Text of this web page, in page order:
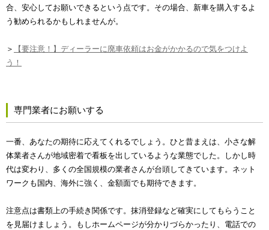
合、安心してお願いできるという点です。その場合、新車を購入するよ
う勧められるかもしれませんが。
＞
【要注意！】ディーラーに廃車依頼はお金がかかるので気をつけよ
う！
専門業者にお願いする
一番、あなたの期待に応えてくれるでしょう。ひと昔まえは、小さな解
体業者さんが地域密着で看板を出しているような業態でした。しかし時
代は変わり、多くの全国規模の業者さんが台頭してきています。ネット
ワークも国内、海外に強く、金額面でも期待できます。
注意点は書類上の手続き関係です。抹消登録など確実にしてもらうこと
を見届けましょう。もしホームページが分かりづらかったり、電話での